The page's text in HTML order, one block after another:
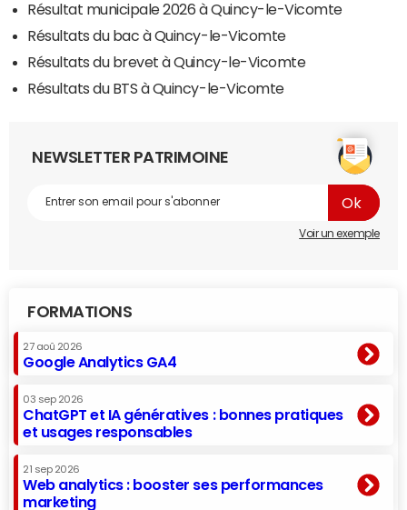
Résultat municipale 2026 à Quincy-le-Vicomte
Résultats du bac à Quincy-le-Vicomte
Résultats du brevet à Quincy-le-Vicomte
Résultats du BTS à Quincy-le-Vicomte
NEWSLETTER PATRIMOINE
Voir un exemple
FORMATIONS
27 aoû 2026
Google Analytics GA4
03 sep 2026
ChatGPT et IA génératives : bonnes pratiques
et usages responsables
21 sep 2026
Web analytics : booster ses performances
marketing